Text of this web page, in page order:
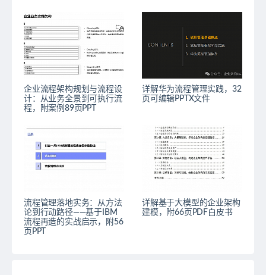
企业流程架构规划与流程设
计：从业务全景到可执行流
程，附案例89页PPT
详解华为流程管理实践，32
页可编辑PPTX文件
流程管理落地实务：从方法
论到行动路径——基于IBM
流程再造的实战启示，附56
页PPT
详解基于大模型的企业架构
建模，附66页PDF白皮书